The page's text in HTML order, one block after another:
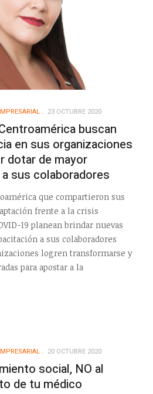
23 OCTUBRE 2020
buscan
en sus organizaciones
dotar de mayor
sus colaboradores
que compartieron sus
frente a la crisis
19 planean brindar nuevas
a sus colaboradores
logren transformarse y
para apostar a la
20 OCTUBRE 2020
social, NO al
de tu médico